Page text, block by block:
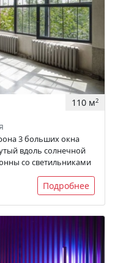
110 м2
3 больших окна
вдоль солнечной
со светильниками
Подробнее